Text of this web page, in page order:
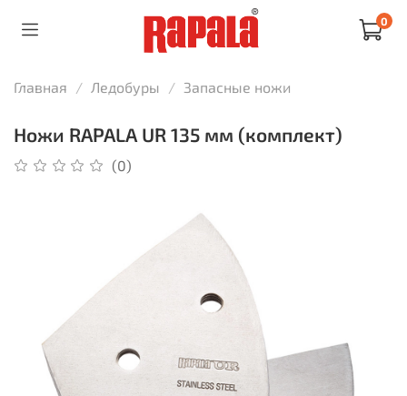
0
Главная Ледобуры Запасные ножи
Ножи RAPALA UR 135 мм (комплект)
(0)